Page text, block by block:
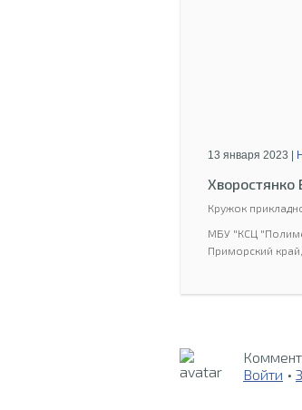
13 января 2023 |
Хворостянко
Кружок
МБУ "КСЦ
Приморский
Войти •